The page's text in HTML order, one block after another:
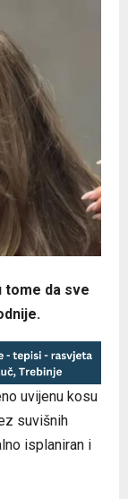
tome da sve
uvijenu kosu
suvišnih
isplaniran i